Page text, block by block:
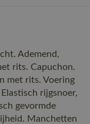
Ademend,
rits. Capuchon.
met rits. Voering
rijgsnoer,
gevormde
Manchetten